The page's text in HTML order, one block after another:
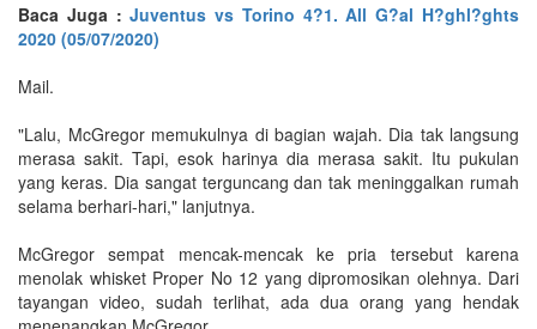
Baca Juga :Juventus vs Torino 4?1. All G?al H?ghl?ghts
2020 (05/07/2020)
Mail.
"Lalu, McGregor memukulnya di bagian wajah. Dia tak langsung
merasa sakit. Tapi, esok harinya dia merasa sakit. Itu pukulan
yang keras. Dia sangat terguncang dan tak meninggalkan rumah
selama berhari-hari," lanjutnya.
McGregor sempat mencak-mencak ke pria tersebut karena
menolak whisket Proper No 12 yang dipromosikan olehnya. Dari
tayangan video, sudah terlihat, ada dua orang yang hendak